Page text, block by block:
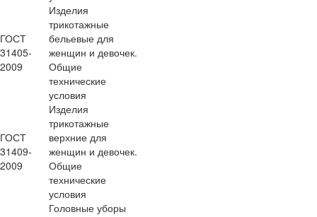
ГОСТ
31405-
2009
Изделия
трикотажные
бельевые для
женщин и девочек.
Общие
технические
условия
ГОСТ
31409-
2009
Изделия
трикотажные
верхние для
женщин и девочек.
Общие
технические
условия
Головные уборы